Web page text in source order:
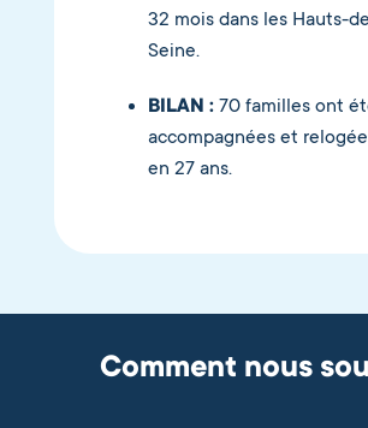
32 mois dans les Hauts-
Seine.
BILAN :70 familles ont
accompagnées et
en 27 ans.
Comment nous